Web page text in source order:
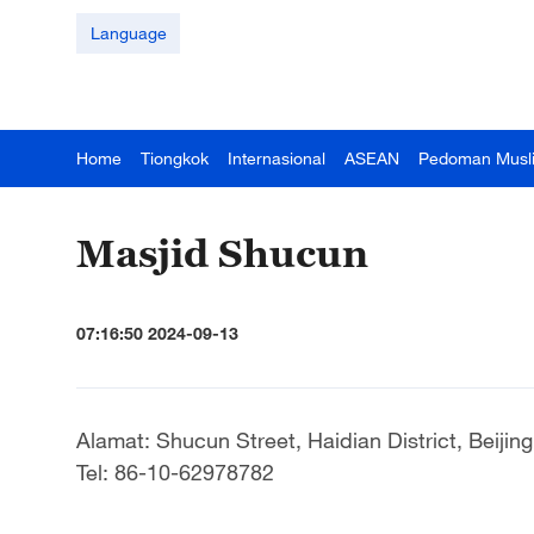
Language
Home Tiongkok Internasional ASEAN Pedoman
Masjid Shucun
07:16:50 2024-09-13
Alamat: Shucun Street, Haidian District, Beijing
Tel: 86-10-62978782